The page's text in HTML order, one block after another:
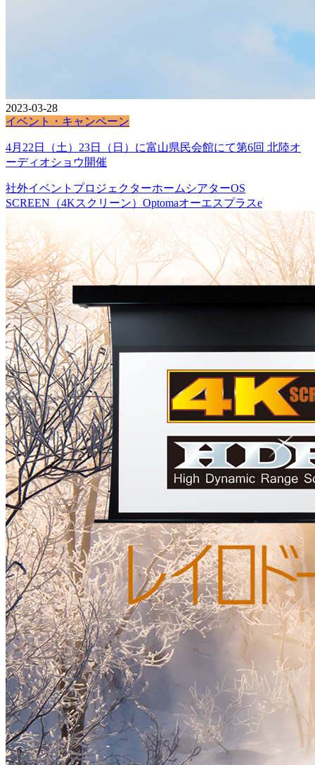
2023-03-28
イベント・キャンペーン
4月22日（土）23日（日）に富山県民会館にて第6回 北陸オ
ーディオショウ開催
社外イベント プロジェクターホームシアターOS
SCREEN（4Kスクリーン） Optomaオーエスプラスe